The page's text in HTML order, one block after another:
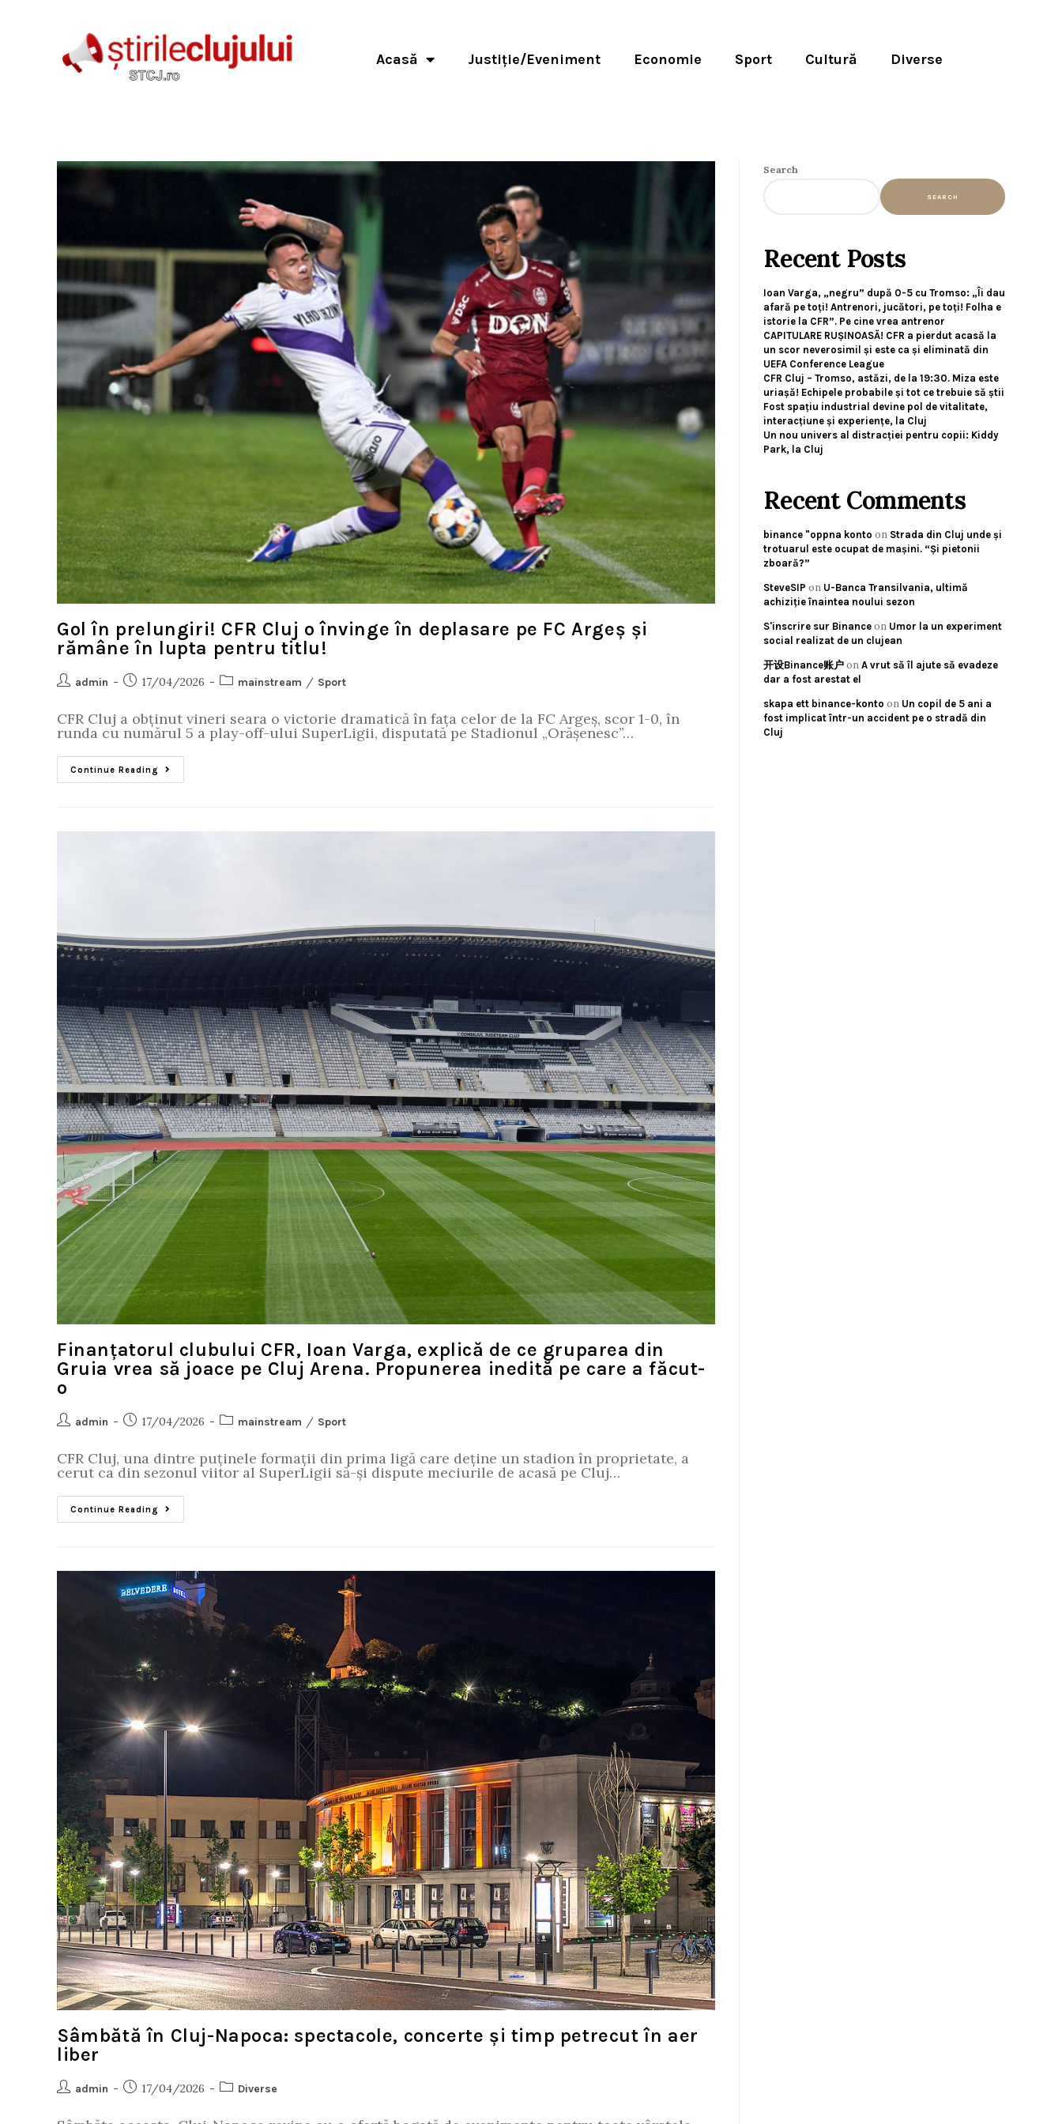
Acasă Justiție/Eveniment Economie Sport Cultură Diverse
Gol în prelungiri! CFR Cluj o învinge în deplasare pe FC Argeș și
rămâne în lupta pentru titlu!
admin 17/04/2026 mainstream / Sport
CFR Cluj a obținut vineri seara o victorie dramatică în fața celor de la FC Argeș, scor 1-0, în
runda cu numărul 5 a play-off-ului SuperLigii, disputată pe Stadionul „Orășenesc”…
Continue Reading
Finanțatorul clubului CFR, Ioan Varga, explică de ce gruparea din
Gruia vrea să joace pe Cluj Arena. Propunerea inedită pe care a făcut-
o
admin 17/04/2026 mainstream / Sport
CFR Cluj, una dintre puținele formații din prima ligă care deține un stadion în proprietate, a
cerut ca din sezonul viitor al SuperLigii să-și dispute meciurile de acasă pe Cluj…
Continue Reading
Sâmbătă în Cluj-Napoca: spectacole, concerte și timp petrecut în aer
liber
admin 17/04/2026 Diverse
Search
SEARCH
Recent Posts
Ioan Varga, „negru” după 0-5 cu Tromso: „Îi dau
afară pe toți! Antrenori, jucători, pe toți! Folha e
istorie la CFR”. Pe cine vrea antrenor
CAPITULARE RUȘINOASĂ! CFR a pierdut acasă la
un scor neverosimil și este ca și eliminată din
UEFA Conference League
CFR Cluj – Tromso, astăzi, de la 19:30. Miza este
uriașă! Echipele probabile și tot ce trebuie să știi
Fost spațiu industrial devine pol de vitalitate,
interacțiune și experiențe, la Cluj
Un nou univers al distracției pentru copii: Kiddy
Park, la Cluj
Recent Comments
binance "oppna konto on Strada din Cluj unde și
trotuarul este ocupat de mașini. “Și pietonii
zboară?”
SteveSIP on U-Banca Transilvania, ultimă
achiziție înaintea noului sezon
S'inscrire sur Binance on Umor la un experiment
social realizat de un clujean
开设Binance账户 on A vrut să îl ajute să evadeze
dar a fost arestat el
skapa ett binance-konto on Un copil de 5 ani a
fost implicat într-un accident pe o stradă din
Cluj